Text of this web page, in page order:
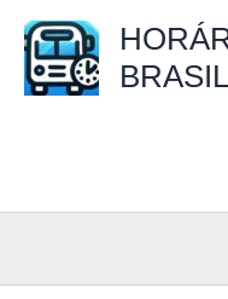
para
BRASIL